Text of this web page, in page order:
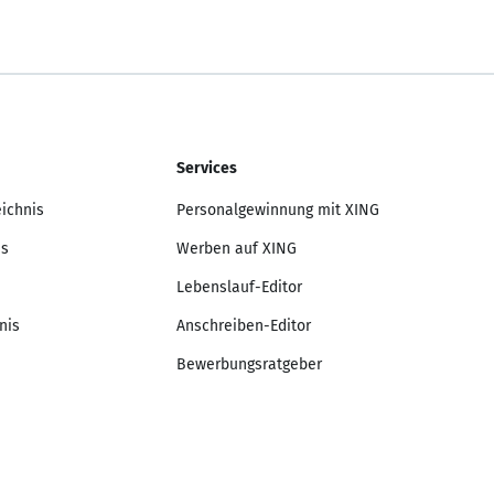
Services
Personalgewinnung mit XING
Werben auf XING
Lebenslauf-Editor
Anschreiben-Editor
Bewerbungsratgeber